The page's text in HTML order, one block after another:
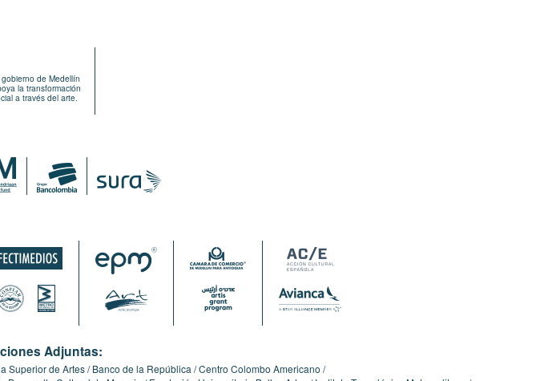
gobierno de Medellín
la transformación
a través del arte.
Adjuntas:
Superior de Artes Banco de la República Centro Colombo Americano